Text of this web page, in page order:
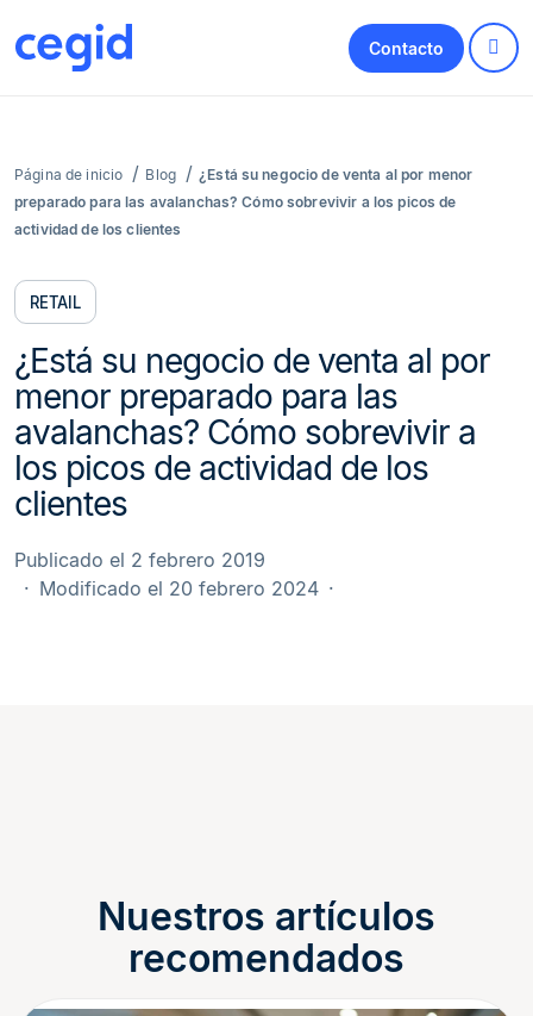
Contacto
Página de inicio Blog
¿Está su negocio de venta al por menor
preparado para las avalanchas? Cómo sobrevivir a los picos de
actividad de los clientes
RETAIL
¿Está su negocio de venta al por
menor preparado para las
avalanchas? Cómo sobrevivir a
los picos de actividad de los
clientes
Publicado el 2 febrero 2019
Modificado el 20 febrero 2024
Nuestros artículos
recomendados